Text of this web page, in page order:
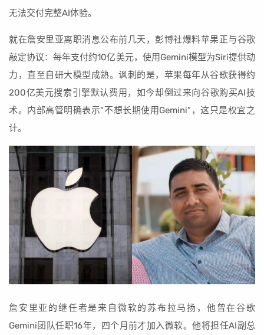
无法交付完整AI体验。
就在詹安里亚离职消息公布前几天，彭博社爆料苹果正与谷歌
敲定协议：每年支付约10亿美元，使用Gemini模型为Siri提供动
力，直至自研大模型成熟。讽刺的是，苹果每年从谷歌获得约
200亿美元搜索引擎默认费用，如今却倒过来向谷歌购买AI技
术。内部高管明确表示“不想长期使用Gemini”，这只是权宜之
计。
詹安里亚的继任者是来自微软的苏布拉马扬，他曾在谷歌
Gemini团队任职16年，四个月前才加入微软。他将担任AI副总